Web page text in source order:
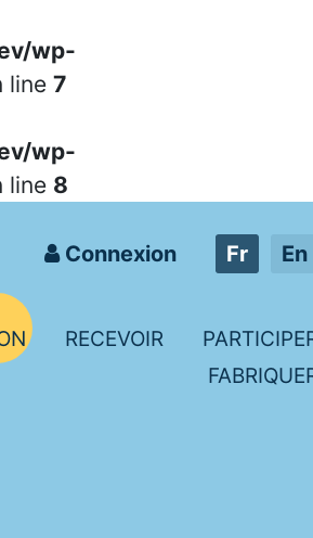
wp-
line 7
wp-
line 8
Connexion Fr En
RECEVOIR